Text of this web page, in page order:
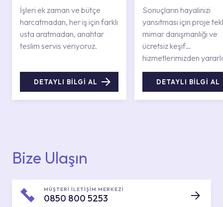
İşleri ek zaman ve bütçe
harcatmadan, her iş için farklı
usta aratmadan, anahtar
teslim servis veriyoruz.
DETAYLI BİLGİ AL
Sonuçların hayalinizi
yansıtması için proje
mimar danışmanlığı ve
ücretsiz keşif
hizmetlerimizden
DETAYLI BİLGİ AL
Bize Ulaşın
MÜŞTERİ İLETİŞİM MERKEZİ
0850 800 5253